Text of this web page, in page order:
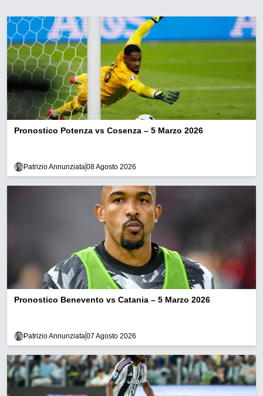
Pronostico Potenza vs Cosenza – 5 Marzo 2026
Patrizio Annunziata 08 Agosto 2026
Pronostico Benevento vs Catania – 5 Marzo 2026
Patrizio Annunziata 07 Agosto 2026